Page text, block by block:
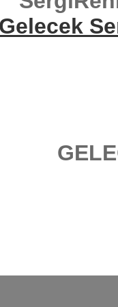
Gelecek